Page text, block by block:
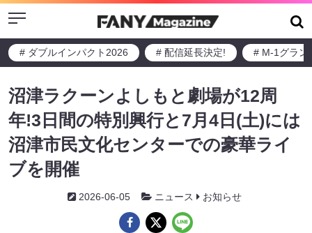
Menu
# ダブルインパクト2026 # 配信延長決定! # M-1グラン
沼津ラクーンよしもと劇場が12周
年!3日間の特別興行と7月4日(土)には
沼津市民文化センターでの豪華ライ
ブを開催
2026-06-05 ニュース お知らせ